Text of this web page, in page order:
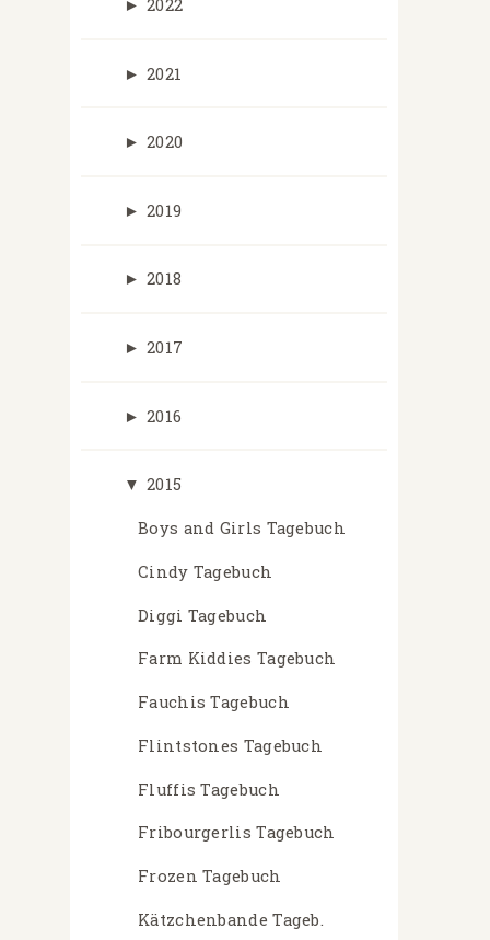
► 2022
► 2021
► 2020
► 2019
► 2018
► 2017
► 2016
▼ 2015
Boys and Girls Tagebuch
Cindy Tagebuch
Diggi Tagebuch
Farm Kiddies Tagebuch
Fauchis Tagebuch
Flintstones Tagebuch
Fluffis Tagebuch
Fribourgerlis Tagebuch
Frozen Tagebuch
Kätzchenbande Tageb.